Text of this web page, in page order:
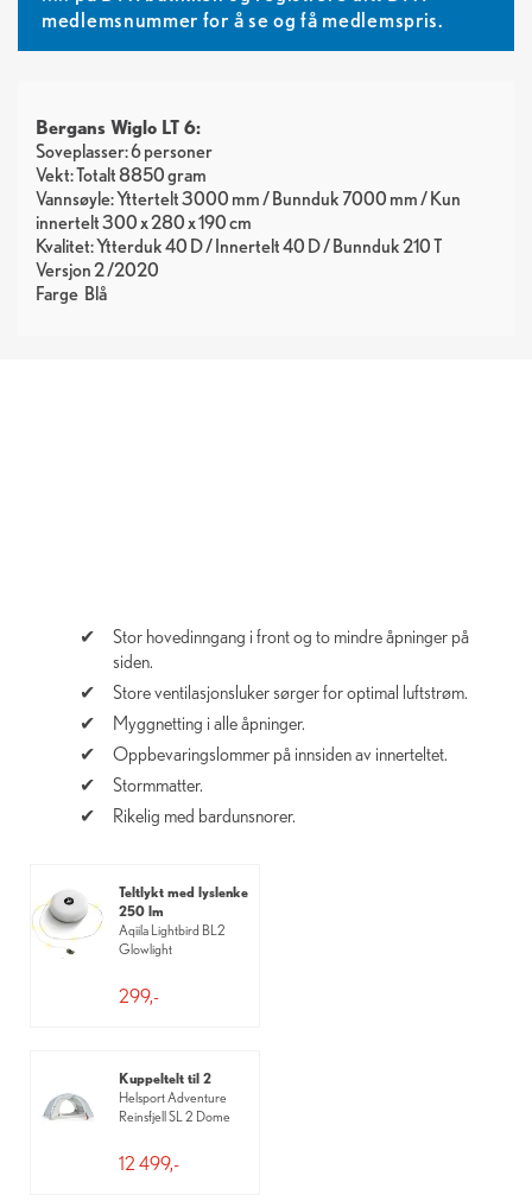
medlemsnummer for å se og få medlemspris.
Bergans Wiglo LT 6:
Soveplasser: 6 personer
Vekt: Totalt 8850 gram
Vannsøyle: Yttertelt 3000 mm / Bunnduk 7000 mm / Kun
innertelt 300 x 280 x 190 cm
Kvalitet: Ytterduk 40 D / Innertelt 40 D / Bunnduk 210 T
Versjon 2 /2020
Farge Blå
Stor hovedinngang i front og to mindre åpninger på
siden.
Store ventilasjonsluker sørger for optimal luftstrøm.
Myggnetting i alle åpninger.
Oppbevaringslommer på innsiden av innerteltet.
Stormmatter.
Rikelig med bardunsnorer.
Teltlykt med lyslenke
250 lm
Aqiila Lightbird BL2
Glowlight
299,-
Kuppeltelt til 2
Helsport Adventure
Reinsfjell SL 2 Dome
12 499,-